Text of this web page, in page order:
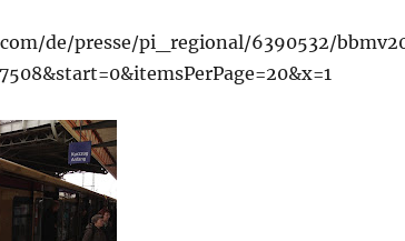
de/presse/pi_regional/6390532/